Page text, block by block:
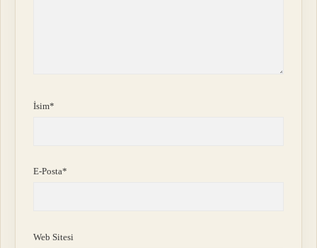
İsim*
E-Posta*
Web Sitesi